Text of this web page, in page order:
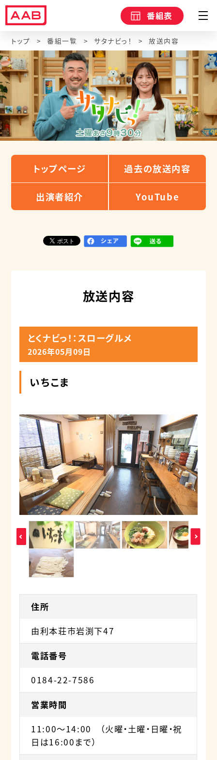
番組表
トップ 番組一覧 サタナビっ！ 放送内容
トップページ 過去の放送内容
出演者紹介 YouTube
放送内容
とくナビっ！：スローグルメ
2026年05月09日
いちこま
住所
由利本荘市岩渕下47
電話番号
0184-22-7586
営業時間
11:00～14:00 （火曜・土曜・日曜・祝
日は16:00まで）